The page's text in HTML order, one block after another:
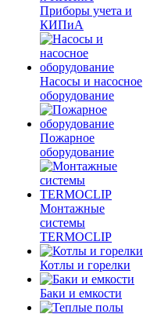
Приборы учета и
КИПиА
Насосы и насосное
оборудование
Пожарное
оборудование
Монтажные
системы
TERMOCLIP
Котлы и горелки
Баки и емкости